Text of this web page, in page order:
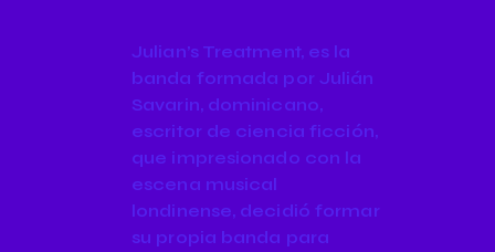
Julian’s Treatment, es la
banda formada por Julián
Savarin, dominicano,
escritor de ciencia ficción,
que impresionado con la
escena musical
londinense, decidió formar
su propia banda para